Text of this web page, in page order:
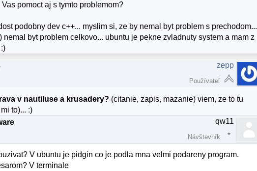
pomoct aj s tymto problemom?
podobny dev c++... myslim si, ze by nemal byt problem s prechodom...
byt problem celkovo... ubuntu je pekne zvladnuty system a mam z
zepp
Používateľ
v nautiluse a krusadery? (citanie, zapis, mazanie) viem, ze to tu
to)... :)
qw11
Návštevník
V ubuntu je pidgin co je podla mna velmi podareny program.
V terminale